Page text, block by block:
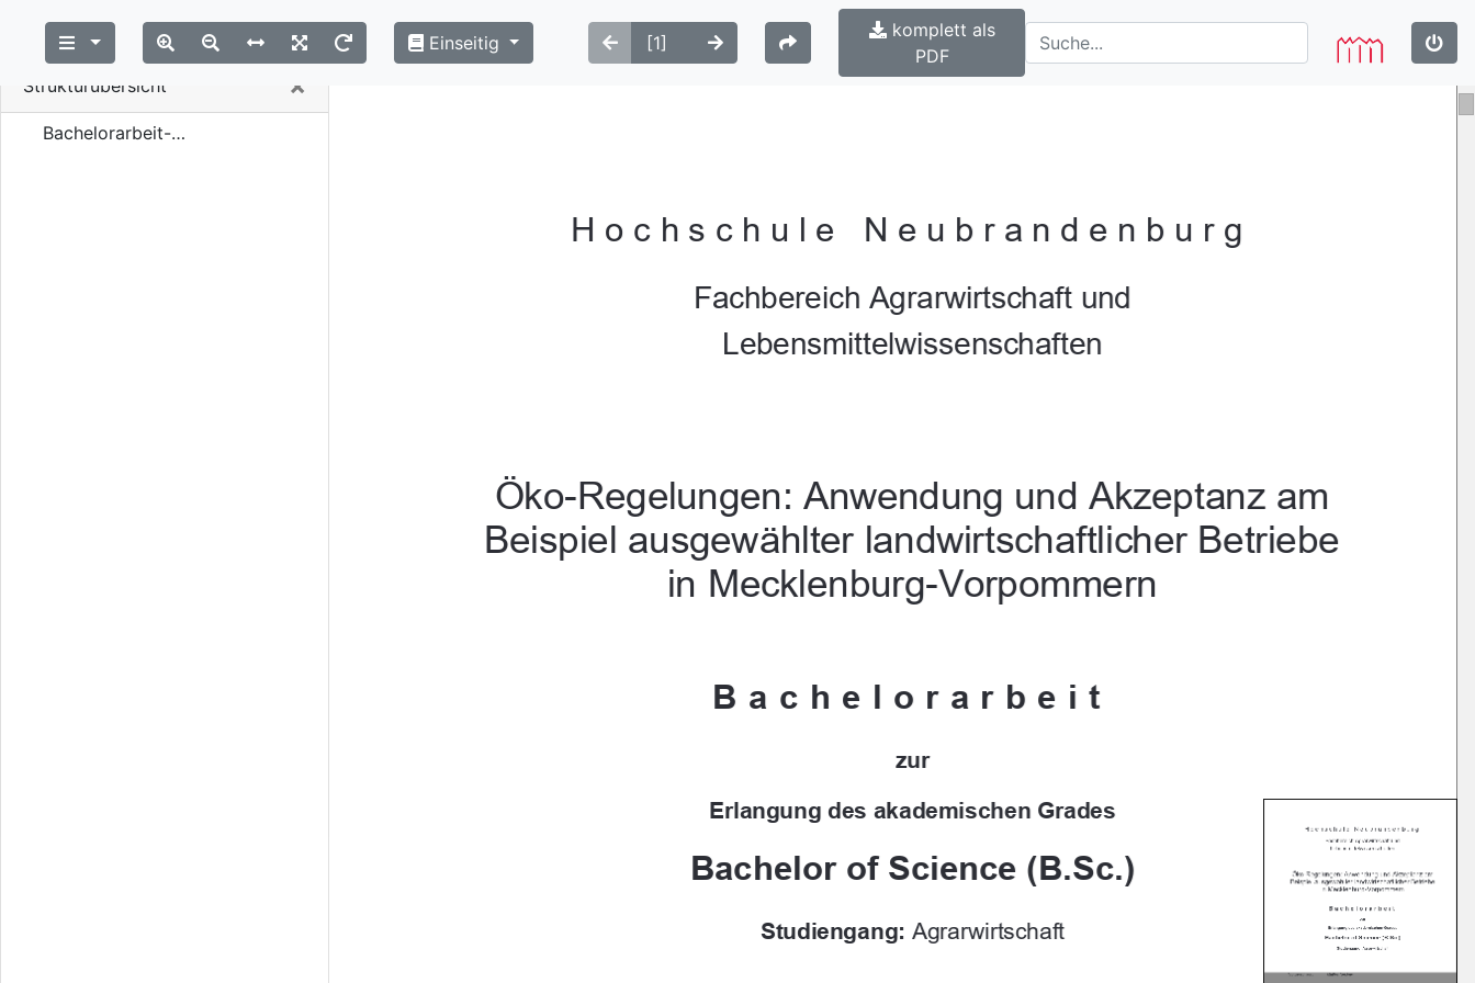
Strukturübersicht × Close
Bachelorarbeit-Neldner-2026.pdf
Hochschule Neubrandenburg
Fachbereich Agrarwirtschaft und
Lebensmittelwissenschaften
Öko-Regelungen: Anwendung und Akzeptanz am
Beispiel ausgewählter landwirtschaftlicher Betriebe
in Mecklenburg-Vorpommern
Bachelorarbeit
zur
Erlangung des akademischen Grades
Bachelor of Science (B.Sc.)
Studiengang: Agrarwirtschaft
Einseitig
komplett als
PDF